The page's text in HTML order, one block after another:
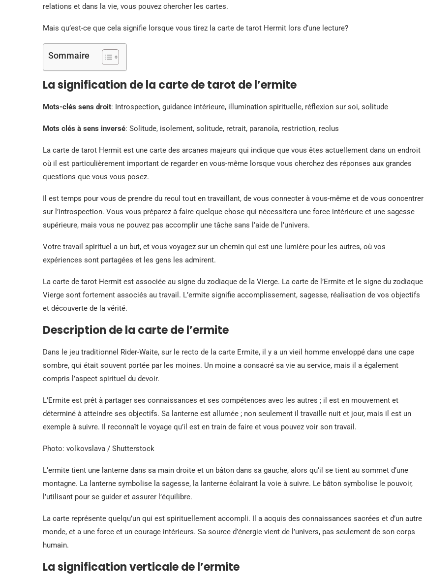
relations et dans la vie, vous pouvez chercher les cartes.
Mais qu’est-ce que cela signifie lorsque vous tirez la carte de tarot Hermit lors d’une lecture?
Sommaire
La signification de la carte de tarot de l’ermite
Mots-clés sens droit: Introspection, guidance intérieure, illumination spirituelle, réflexion sur soi, solitude
Mots clés à sens inversé: Solitude, isolement, solitude, retrait, paranoïa, restriction, reclus
La carte de tarot Hermit est une carte des arcanes majeurs qui indique que vous êtes actuellement dans un endroit
où il est particulièrement important de regarder en vous-même lorsque vous cherchez des réponses aux grandes
questions que vous vous posez.
Il est temps pour vous de prendre du recul tout en travaillant, de vous connecter à vous-même et de vous concentrer
sur l’introspection. Vous vous préparez à faire quelque chose qui nécessitera une force intérieure et une sagesse
supérieure, mais vous ne pouvez pas accomplir une tâche sans l’aide de l’univers.
Votre travail spirituel a un but, et vous voyagez sur un chemin qui est une lumière pour les autres, où vos
expériences sont partagées et les gens les admirent.
La carte de tarot Hermit est associée au signe du zodiaque de la Vierge. La carte de l’Ermite et le signe du zodiaque
Vierge sont fortement associés au travail. L’ermite signifie accomplissement, sagesse, réalisation de vos objectifs
et découverte de la vérité.
Description de la carte de l’ermite
Dans le jeu traditionnel Rider-Waite, sur le recto de la carte Ermite, il y a un vieil homme enveloppé dans une cape
sombre, qui était souvent portée par les moines. Un moine a consacré sa vie au service, mais il a également
compris l’aspect spirituel du devoir.
L’Ermite est prêt à partager ses connaissances et ses compétences avec les autres ; il est en mouvement et
déterminé à atteindre ses objectifs. Sa lanterne est allumée ; non seulement il travaille nuit et jour, mais il est un
exemple à suivre. Il reconnaît le voyage qu’il est en train de faire et vous pouvez voir son travail.​
Photo: volkovslava / Shutterstock
L’ermite tient une lanterne dans sa main droite et un bâton dans sa gauche, alors qu’il se tient au sommet d’une
montagne. La lanterne symbolise la sagesse, la lanterne éclairant la voie à suivre. Le bâton symbolise le pouvoir,
l’utilisant pour se guider et assurer l’équilibre.
La carte représente quelqu’un qui est spirituellement accompli. Il a acquis des connaissances sacrées et d’un autre
monde, et a une force et un courage intérieurs. Sa source d’énergie vient de l’univers, pas seulement de son corps
humain.
La signification verticale de l’ermite